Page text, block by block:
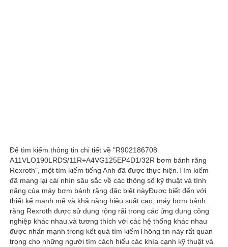
Để tìm kiếm thông tin chi tiết về "R902186708
A11VLO190LRDS/11R+A4VG125EP4D1/32R bơm bánh răng
Rexroth", một tìm kiếm tiếng Anh đã được thực hiện.Tìm kiếm
đã mang lại cái nhìn sâu sắc về các thông số kỹ thuật và tính
năng của máy bơm bánh răng đặc biệt nàyĐược biết đến với
thiết kế mạnh mẽ và khả năng hiệu suất cao, máy bơm bánh
răng Rexroth được sử dụng rộng rãi trong các ứng dụng công
nghiệp khác nhau.và tương thích với các hệ thống khác nhau
được nhấn mạnh trong kết quả tìm kiếmThông tin này rất quan
trọng cho những người tìm cách hiểu các khía cạnh kỹ thuật và